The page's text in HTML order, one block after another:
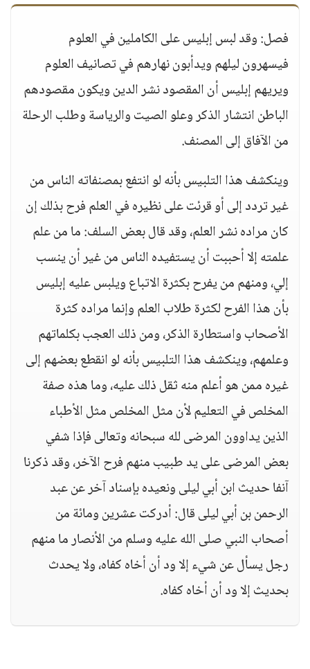
فصل: وقد لبس إبليس على الكاملين في العلوم
فيسهرون ليلهم ويدأبون نهارهم في تصانيف العلوم
ويريهم إبليس أن المقصود نشر الدين ويكون مقصودهم
الباطن انتشار الذكر وعلو الصيت والرياسة وطلب الرحلة
من الآفاق إلى المصنف.
وينكشف هذا التلبيس بأنه لو انتفع بمصنفاته الناس من
غير تردد إلى أو قرئت على نظيره في العلم فرح بذلك إن
كان مراده نشر العلم، وقد قال بعض السلف: ما من علم
علمته إلا أحببت أن يستفيده الناس من غير أن ينسب
إلي، ومنهم من يفرح بكثرة الاتباع ويلبس عليه إبليس
بأن هذا الفرح لكثرة طلاب العلم وإنما مراده كثرة
الأصحاب واستطارة الذكر، ومن ذلك العجب بكلماتهم
وعلمهم، وينكشف هذا التلبيس بأنه لو انقطع بعضهم إلى
غيره ممن هو أعلم منه ثقل ذلك عليه، وما هذه صفة
المخلص في التعليم لأن مثل المخلص مثل الأطباء
الذين يداوون المرضى لله سبحانه وتعالى فإذا شفي
بعض المرضى على يد طبيب منهم فرح الآخر، وقد ذكرنا
آنفا حديث ابن أبي ليلى ونعيده بإسناد آخر عن عبد
الرحمن بن أبي ليلى قال: أدركت عشرين ومائة من
أصحاب النبي صلى الله عليه وسلم من الأنصار ما منهم
رجل يسأل عن شيء إلا ود أن أخاه كفاه، ولا يحدث
بحديث إلا ود أن أخاه كفاه.